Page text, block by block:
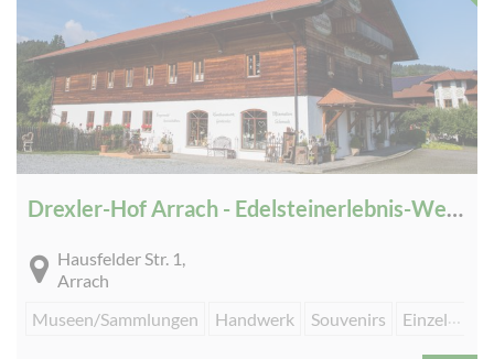
Drexler-Hof Arrach - Edelsteinerlebnis-Welt & Mineralienmuseum
Hausfelder Str. 1,
Arrach
Museen/Sammlungen
Handwerk Souvenirs Einzelhandel